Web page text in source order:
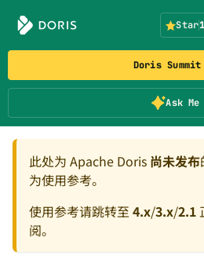
Doris
Ask Me
Star
此处为 Apache Doris 尚未发布
为使用参考。
使用参考请跳转至 4.x/3.x/2.1
阅。